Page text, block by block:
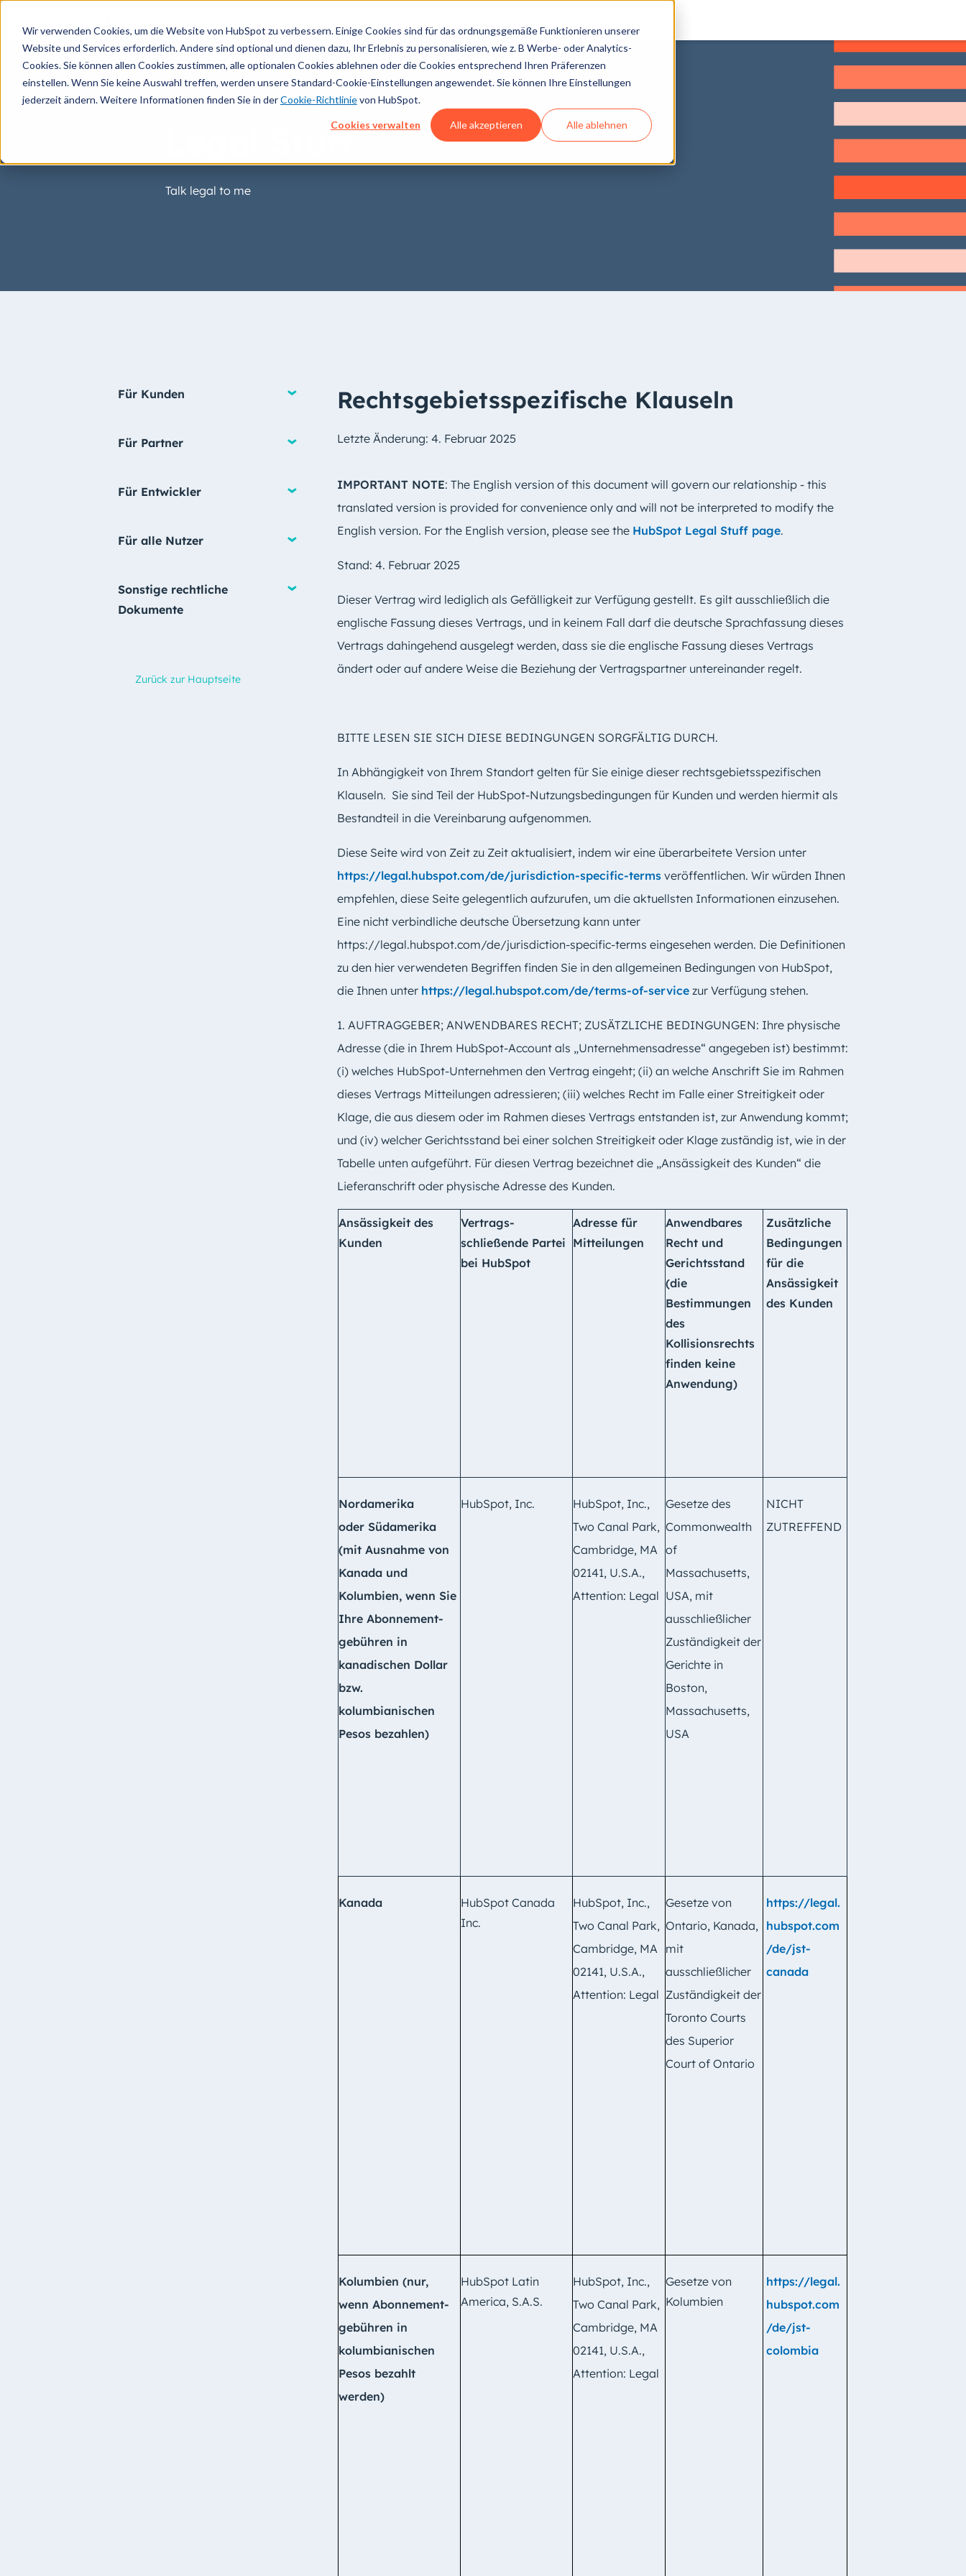
Wir verwenden Cookies, um die Website von HubSpot zu verbessern. Einige Cookies sind für das ordnungsgemäße Funktionieren unserer
Website und Services erforderlich. Andere sind optional und dienen dazu, Ihr Erlebnis zu personalisieren, wie z. B Werbe- oder Analytics-
Cookies. Sie können allen Cookies zustimmen, alle optionalen Cookies ablehnen oder die Cookies entsprechend Ihren Präferenzen
einstellen. Wenn Sie keine Auswahl treffen, werden unsere Standard-Cookie-Einstellungen angewendet. Sie können Ihre Einstellungen
jederzeit ändern. Weitere Informationen finden Sie in derCookie-Richtlinievon HubSpot.
Cookies verwalten Alle akzeptieren Alle ablehnen
Legal Stuff
Talk legal to me
Für Kunden
Für Partner
Für Entwickler
Für alle Nutzer
Sonstige rechtliche
Dokumente
Zurück zur Hauptseite
Rechtsgebietsspezifische Klauseln
Letzte Änderung: 4. Februar 2025
IMPORTANT NOTE: The English version of this document will govern our relationship - this
translated version is provided for convenience only and will not be interpreted to modify the
English version. For the English version, please see the HubSpot Legal Stuff page.
Stand: 4. Februar 2025
Dieser Vertrag wird lediglich als Gefälligkeit zur Verfügung gestellt. Es gilt ausschließlich die
englische Fassung dieses Vertrags, und in keinem Fall darf die deutsche Sprachfassung dieses
Vertrags dahingehend ausgelegt werden, dass sie die englische Fassung dieses Vertrags
ändert oder auf andere Weise die Beziehung der Vertragspartner untereinander regelt.
BITTE LESEN SIE SICH DIESE BEDINGUNGEN SORGFÄLTIG DURCH.
In Abhängigkeit von Ihrem Standort gelten für Sie einige dieser rechtsgebietsspezifischen
Klauseln. Sie sind Teil der HubSpot-Nutzungsbedingungen für Kunden und werden hiermit als
Bestandteil in die Vereinbarung aufgenommen.
Diese Seite wird von Zeit zu Zeit aktualisiert, indem wir eine überarbeitete Version unter
https://legal.hubspot.com/de/jurisdiction-specific-termsveröffentlichen. Wir würden Ihnen
empfehlen, diese Seite gelegentlich aufzurufen, um die aktuellsten Informationen einzusehen.
Eine nicht verbindliche deutsche Übersetzung kann unter
https://legal.hubspot.com/de/jurisdiction-specific-terms eingesehen werden. Die Definitionen
zu den hier verwendeten Begriffen finden Sie in den allgemeinen Bedingungen von HubSpot,
die Ihnen unter https://legal.hubspot.com/de/terms-of-servicezur Verfügung stehen.
1. AUFTRAGGEBER; ANWENDBARES RECHT; ZUSÄTZLICHE BEDINGUNGEN: Ihre physische
Adresse (die in Ihrem HubSpot-Account als „Unternehmensadresse“ angegeben ist) bestimmt:
(i) welches HubSpot-Unternehmen den Vertrag eingeht; (ii) an welche Anschrift Sie im Rahmen
dieses Vertrags Mitteilungen adressieren; (iii) welches Recht im Falle einer Streitigkeit oder
Klage, die aus diesem oder im Rahmen dieses Vertrags entstanden ist, zur Anwendung kommt;
und (iv) welcher Gerichtsstand bei einer solchen Streitigkeit oder Klage zuständig ist, wie in der
Tabelle unten aufgeführt. Für diesen Vertrag bezeichnet die „Ansässigkeit des Kunden“ die
Lieferanschrift oder physische Adresse des Kunden.
Ansässigkeit des
Kunden
Vertrags-
schließende Partei
bei HubSpot
Adresse für
Mitteilungen
Anwendbares
Recht und
Gerichtsstand
(die
Bestimmungen
des
Kollisionsrechts
finden keine
Anwendung)
Zusätzliche
Bedingungen
für die
Ansässigkeit
des Kunden
Nordamerika
oder Südamerika
(mit Ausnahme von
Kanada und
Kolumbien, wenn Sie
Ihre Abonnement-
gebühren in
kanadischen Dollar
bzw.
kolumbianischen
Pesos bezahlen)
HubSpot, Inc.
HubSpot, Inc.,
Two Canal Park,
Cambridge, MA
02141, U.S.A.,
Attention: Legal
Gesetze des
Commonwealth
of
Massachusetts,
USA, mit
ausschließlicher
Zuständigkeit der
Gerichte in
Boston,
Massachusetts,
USA
NICHT
ZUTREFFEND
Kanada
HubSpot Canada
Inc.
HubSpot, Inc.,
Two Canal Park,
Cambridge, MA
02141, U.S.A.,
Attention: Legal
Gesetze von
Ontario, Kanada,
mit
ausschließlicher
Zuständigkeit der
Toronto Courts
des Superior
Court of Ontario
https://legal.
hubspot.com
/de/jst-
canada
Kolumbien (nur,
wenn Abonnement-
gebühren in
kolumbianischen
Pesos bezahlt
werden)
HubSpot Latin
America, S.A.S.
HubSpot, Inc.,
Two Canal Park,
Cambridge, MA
02141, U.S.A.,
Attention: Legal
Gesetze von
Kolumbien
https://legal.
hubspot.com
/de/jst-
colombia